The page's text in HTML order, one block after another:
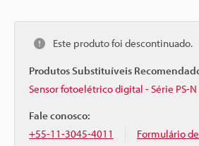
Este produto foi descontinuado.
Produtos Substituíveis
Sensor fotoelétrico digital - Série PS-N
Fale conosco:
+55-11-3045-4011
Formulário